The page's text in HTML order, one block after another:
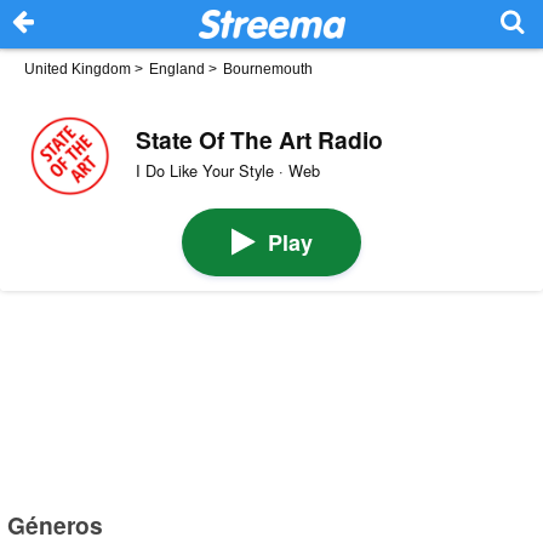
United Kingdom > England > Bournemouth
State Of The Art Radio
I Do Like Your Style · Web
Play
Géneros